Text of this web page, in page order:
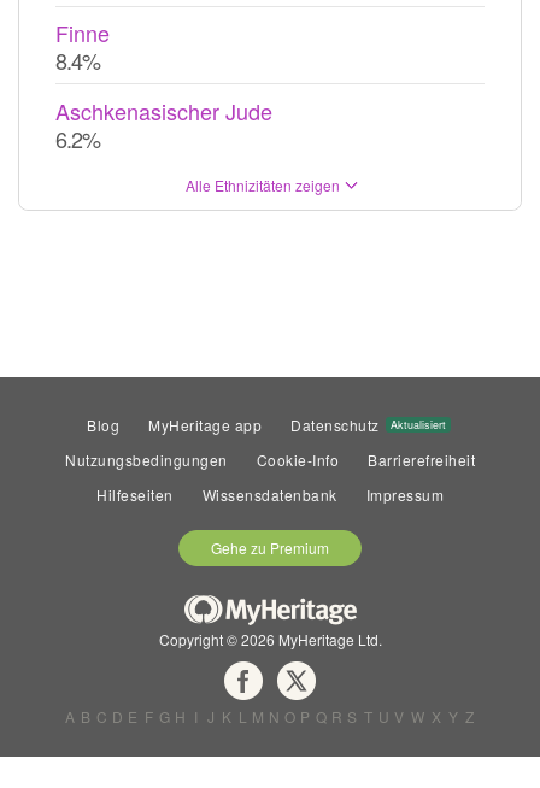
Finne
8.4%
Aschkenasischer Jude
6.2%
Alle Ethnizitäten zeigen
Blog MyHeritage app Datenschutz Aktualisiert
Nutzungsbedingungen Cookie-Info
Barrierefreiheit
Hilfeseiten
Wissensdatenbank Impressum
Gehe zu Premium
Copyright © 2026 MyHeritage Ltd.
A B C D E F G H I J K L M N O P Q R S T U V W X Y Z